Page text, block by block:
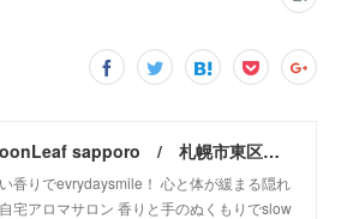
MoonLeaf sapporo / 札幌市東区の100種類以上の香りが楽しめるアロマスクール＆トリートメントサロン
香りでevrydaysmile！ 心と体が緩まる隠れ
宅アロマサロン 香りと手のぬくもりでslow